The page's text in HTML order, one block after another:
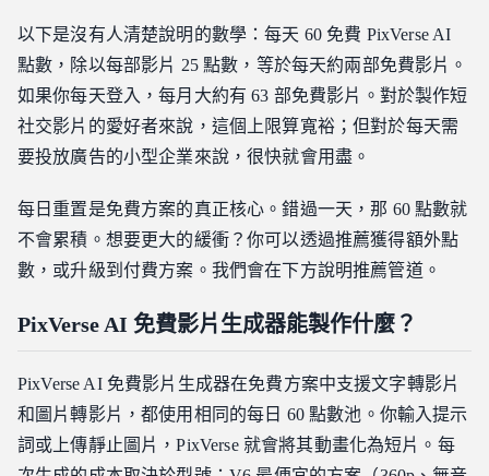
以下是沒有人清楚說明的數學：每天 60 免費 PixVerse AI
點數，除以每部影片 25 點數，等於每天約兩部免費影片。
如果你每天登入，每月大約有 63 部免費影片。對於製作短
社交影片的愛好者來說，這個上限算寬裕；但對於每天需
要投放廣告的小型企業來說，很快就會用盡。
每日重置是免費方案的真正核心。錯過一天，那 60 點數就
不會累積。想要更大的緩衝？你可以透過推薦獲得額外點
數，或升級到付費方案。我們會在下方說明推薦管道。
PixVerse AI 免費影片生成器能製作什麼？
PixVerse AI 免費影片生成器在免費方案中支援文字轉影片
和圖片轉影片，都使用相同的每日 60 點數池。你輸入提示
詞或上傳靜止圖片，PixVerse 就會將其動畫化為短片。每